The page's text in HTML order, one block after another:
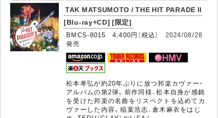
TAK MATSUMOTO / THE HIT PARADE II
[Blu-ray+CD] [限定]
BMCS-8015 4,400円（税込） 2024/08/28
発売
松本孝弘が約20年ぶりに放つ邦楽カヴァー・
アルバムの第2弾。前作同様、松本自身が感銘
を受けた邦楽の名曲をリスペクトを込めてカ
ヴァーした内容。稲葉浩志、倉木麻衣をはじ